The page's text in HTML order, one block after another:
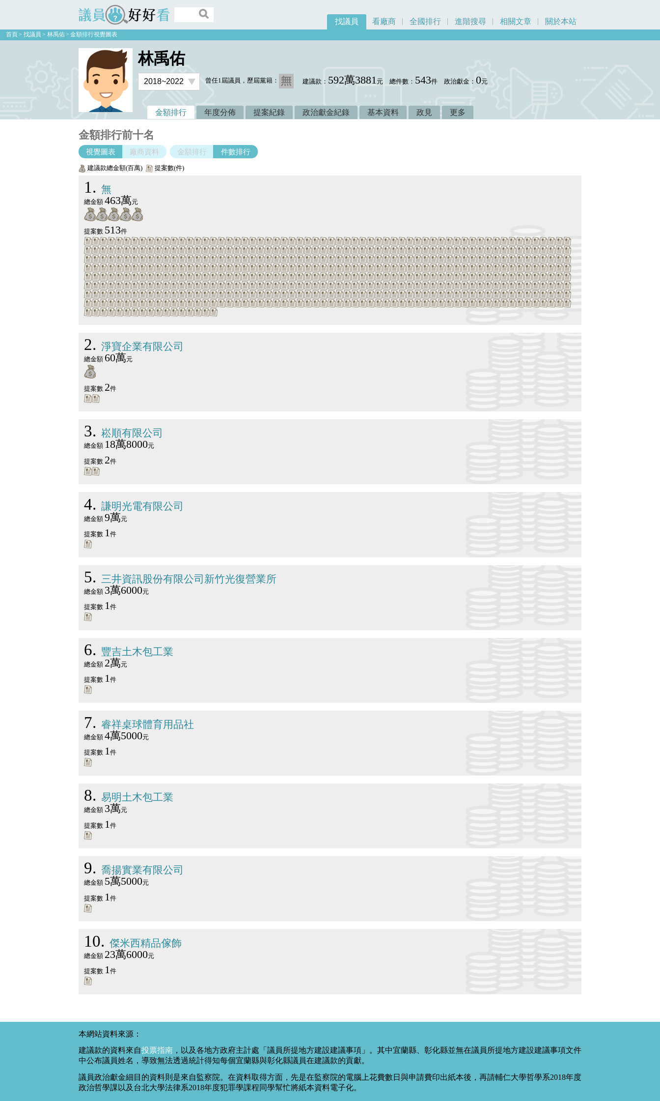
議員好好看
找議員 看廠商 全國排行 進階搜尋 相關文章 關於本站
首頁 找議員 林禹佑 金額排行視覺圖表
林禹佑
曾任1屆議員，歷屆黨籍： 建議款： 592萬3881元 總件數： 543件 政治獻金：0元
金額排行 年度分佈 提案紀錄 政治獻金紀錄 基本資料 政見 更多
金額排行前十名
視覺圖表 廠商資料 金額排行 件數排行
建議款總金額(百萬) 提案數(件)
1 無
總金額463萬元
提案數 513件
2 淨寶企業有限公司
總金額 60萬元
提案數 2件
3 崧順有限公司
總金額 18萬8000元
提案數 2件
4 謙明光電有限公司
總金額9萬元
提案數 1件
5 三井資訊股份有限公司新竹光復營業所
總金額 3萬6000元
提案數 1件
6 豐吉土木包工業
總金額 2萬元
提案數 1件
7 睿祥桌球體育用品社
總金額4萬5000元
提案數 1件
8 易明土木包工業
總金額 3萬元
提案數 1件
9 喬揚實業有限公司
總金額 5萬5000元
提案數 1件
10 傑米西精品傢飾
總金額 23萬6000元
提案數 1件
本網站資料來源：
建議款的資料來自投票指南 ，以及各地方政府主計處「議員所提地方建設建議事項」。其中宜蘭縣、彰化縣並無在議員所提地方建設建議事項文件
中公布議員姓名，導致無法透過統計得知每個宜蘭縣與彰化縣議員在建議款的貢獻。
議員政治獻金細目的資料則是來自監察院。在資料取得方面，先是在監察院的電腦上花費數日與申請費印出紙本後，再請輔仁大學哲學系2018年度
政治哲學課以及台北大學法律系2018年度犯罪學課程同學幫忙將紙本資料電子化。